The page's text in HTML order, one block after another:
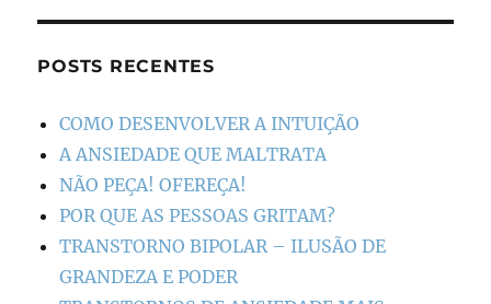
POSTS RECENTES
COMO DESENVOLVER A INTUIÇÃO
A ANSIEDADE QUE MALTRATA
NÃO PEÇA! OFEREÇA!
POR QUE AS PESSOAS GRITAM?
TRANSTORNO BIPOLAR – ILUSÃO DE
GRANDEZA E PODER